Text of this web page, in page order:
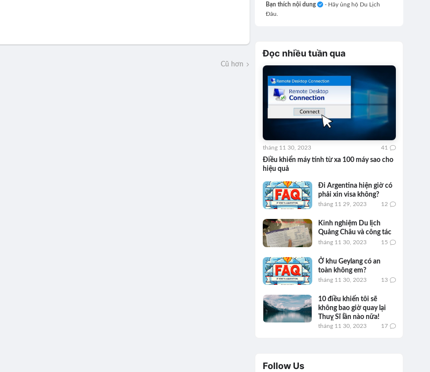
Cũ hơn
Bạn thích nội dung
- Hãy ủng hộ Du Lịch
Đâu.
Đọc nhiều tuần qua
Điều khiển máy tính từ xa 100 máy sao cho
hiệu quả
tháng 11 30, 2023 41
Đi Argentina hiện giờ có
phải xin visa không?
tháng 11 29, 2023 12
Kinh nghiệm Du lịch
Quảng Châu và công tác
tháng 11 30, 2023 15
Ở khu Geylang có an
toàn không em?
tháng 11 30, 2023 13
10 điều khiến tôi sẽ
không bao giờ quay lại
Thuỵ Sĩ lần nào nữa!
tháng 11 30, 2023 17
Follow Us